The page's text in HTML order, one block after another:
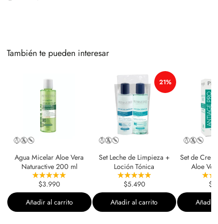
También te pueden interesar
Agua Micelar Aloe Vera
Naturactive 200 ml
$3.990
Añadir al carrito
21%
Set Leche de Limpieza +
Loción Tónica
$5.490
Añadir al carrito
Set de
Aloe
Añadir